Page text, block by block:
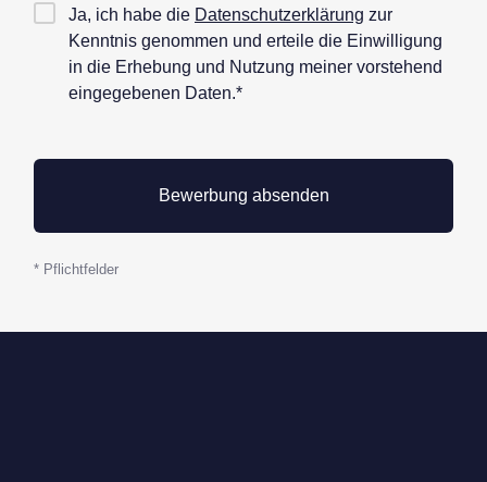
Checkbox
Datenschutz*
Ja, ich habe die Datenschutzerklärung zur
Kenntnis genommen und erteile die Einwilligung
in die Erhebung und Nutzung meiner vorstehend
eingegebenen Daten.*
* Pflichtfelder